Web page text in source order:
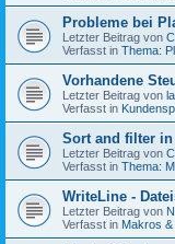
Probleme bei
Letzter Beitrag von
Verfasst in Thema:
Vorhandene
Letzter Beitrag von
Verfasst in
Sort and filter in
Letzter Beitrag von
Verfasst in Thema:
WriteLine -
Letzter Beitrag von
Verfasst in Makros